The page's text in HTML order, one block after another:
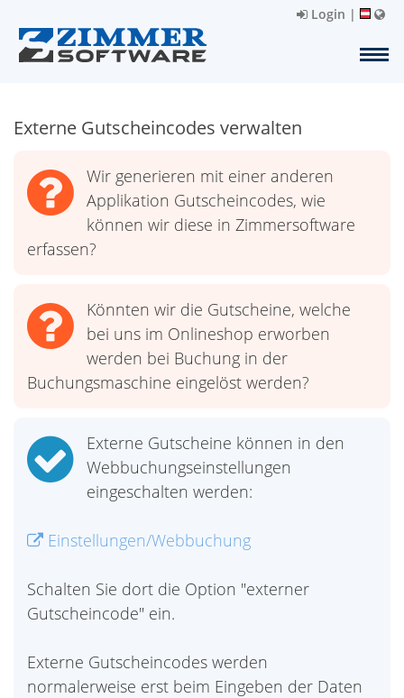
Login |
Externe Gutscheincodes verwalten
Wir generieren mit einer anderen
Applikation Gutscheincodes, wie
können wir diese in Zimmersoftware
erfassen?
Könnten wir die Gutscheine, welche
bei uns im Onlineshop erworben
werden bei Buchung in der
Buchungsmaschine eingelöst werden?
Externe Gutscheine können in den
Webbuchungseinstellungen
eingeschalten werden:
Einstellungen/Webbuchung
Schalten Sie dort die Option "externer
Gutscheincode" ein.
Externe Gutscheincodes werden
normalerweise erst beim Eingeben der Daten